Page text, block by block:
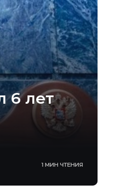
6 лет
1 МИН ЧТЕНИЯ